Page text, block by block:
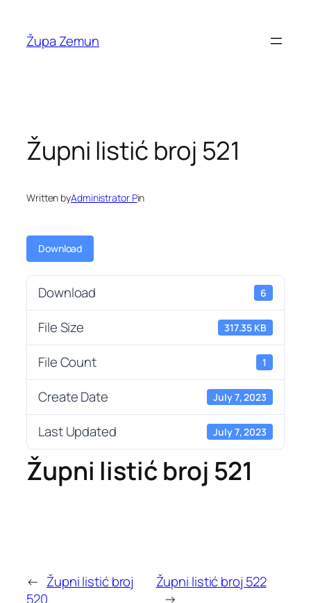
content
Župa Zemun
Župni listić broj 521
Written byAdministrator Pin
Download
Download 6
File Size 317.35 KB
File Count 1
Create Date July 7, 2023
Last Updated July 7, 2023
Župni listić broj 521
← Župni listić broj
520
Župni listić broj 522
→